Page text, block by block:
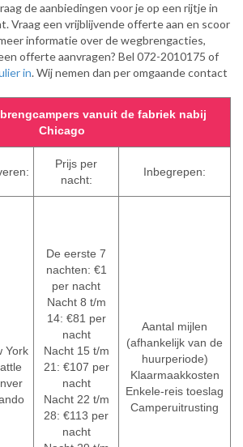
de aanbiedingen voor je op een rijtje in
Vraag een vrijblijvende offerte aan en scoor
informatie over de wegbrengacties,
offerte aanvragen? Bel 072-2010175 of
in. Wij nemen dan per omgaande contact
vanuit de fabriek nabij
Chicago
Prijs per
nacht:
Inbegrepen:
York
De eerste 7
nachten: €1
per nacht
Nacht 8 t/m
14: €81 per
nacht
Nacht 15 t/m
21: €107 per
nacht
Nacht 22 t/m
28: €113 per
nacht
Aantal mijlen
(afhankelijk van de
huurperiode)
Klaarmaakkosten
Enkele-reis toeslag
Camperuitrusting